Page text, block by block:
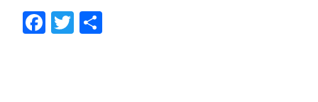
F
ac
T
w